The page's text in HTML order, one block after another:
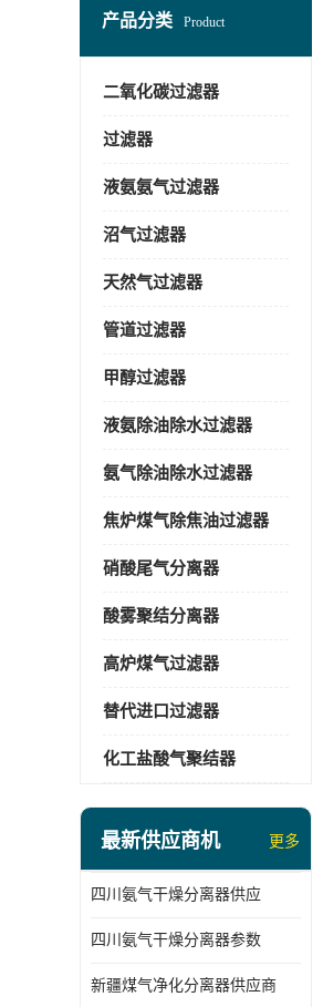
产品分类 Product
二氧化碳过滤器
过滤器
液氨氨气过滤器
沼气过滤器
天然气过滤器
管道过滤器
甲醇过滤器
液氨除油除水过滤器
氨气除油除水过滤器
焦炉煤气除焦油过滤器
硝酸尾气分离器
酸雾聚结分离器
高炉煤气过滤器
替代进口过滤器
化工盐酸气聚结器
最新供应商机 更多
四川氨气干燥分离器供应
四川氨气干燥分离器参数
新疆煤气净化分离器供应商